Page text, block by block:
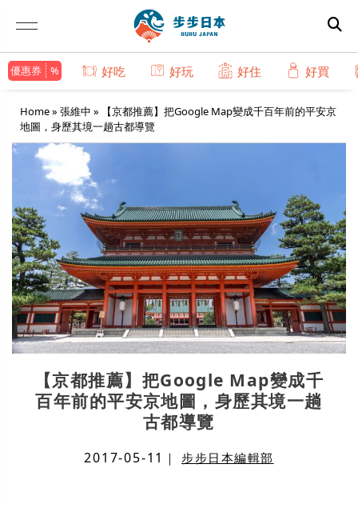
優惠券 好吃 好玩 好住 好買
Home» 張維中 » 【京都推薦】把Google Map變成千百年前的平安京
地圖，身歷其境一趟古都導覽
【京都推薦】把Google Map變成千
百年前的平安京地圖，身歷其境一趟
古都導覽
2017-05-11 ｜ 步步日本編輯部